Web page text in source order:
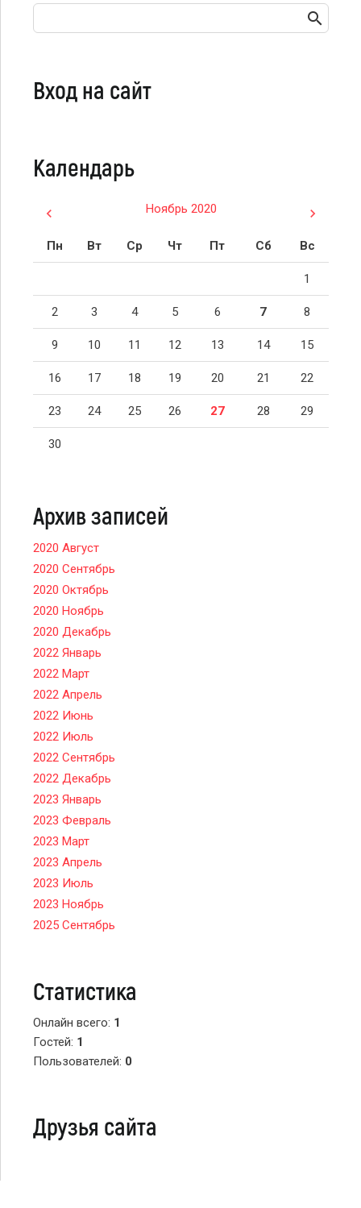
Вход на сайт
Календарь
Ноябрь 2020
Пн Вт Ср Чт Пт Сб Вс
1
2 3 4 5 6 7 8
9 10 11 12 13 14 15
16 17 18 19 20 21 22
23 24 25 26 27 28 29
30
Архив записей
2020 Август
2020 Сентябрь
2020 Октябрь
2020 Ноябрь
2020 Декабрь
2022 Январь
2022 Март
2022 Апрель
2022 Июнь
2022 Июль
2022 Сентябрь
2022 Декабрь
2023 Январь
2023 Февраль
2023 Март
2023 Апрель
2023 Июль
2023 Ноябрь
2025 Сентябрь
Статистика
Онлайн всего: 1
Гостей: 1
Пользователей: 0
Друзья сайта